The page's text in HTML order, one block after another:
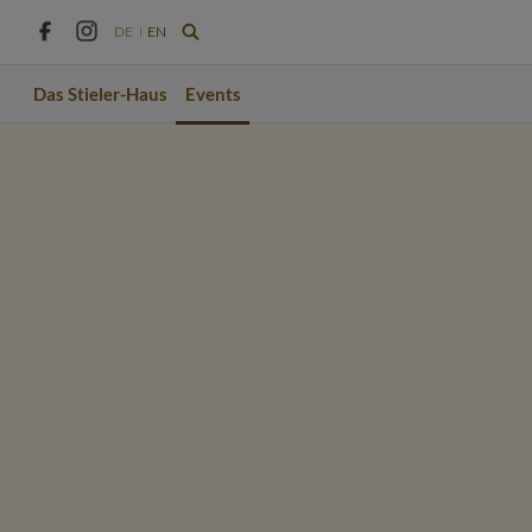
DE EN
Das Stieler-Haus Events